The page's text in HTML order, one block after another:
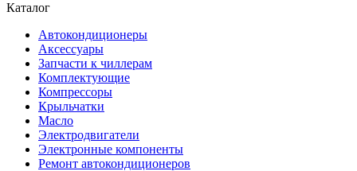
Каталог
Автокондиционеры
Аксессуары
Запчасти к чиллерам
Комплектующие
Компрессоры
Крыльчатки
Масло
Электродвигатели
Электронные компоненты
Ремонт автокондиционеров